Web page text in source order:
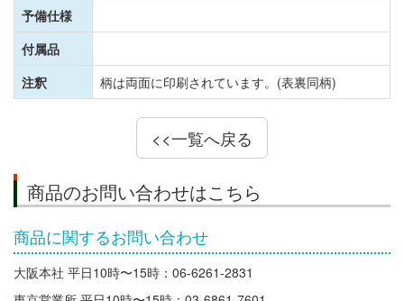
予備仕様
付属品
注釈
柄は両面に印刷されています。(表裏同柄)
<<一覧へ戻る
商品のお問い合わせはこちら
商品に関するお問い合わせ
大阪本社 平日10時〜15時：06-6261-2831